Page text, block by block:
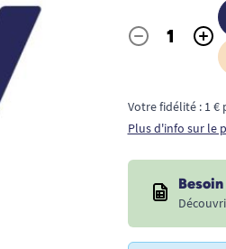
Quantité
- +
Votre fidélité : 1 €
Plus d'info sur le